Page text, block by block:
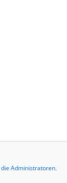
die Administratoren.